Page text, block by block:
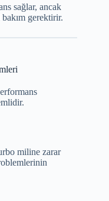
sağlar, ancak
gerektirir.
miline zarar